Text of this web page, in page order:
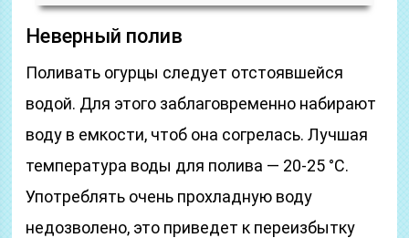
Неверный полив
Поливать огурцы следует отстоявшейся
водой. Для этого заблаговременно набирают
воду в емкости, чтоб она согрелась. Лучшая
температура воды для полива — 20-25 °С.
Употреблять очень прохладную воду
недозволено, это приведет к переизбытку